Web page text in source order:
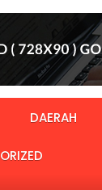
DAERAH